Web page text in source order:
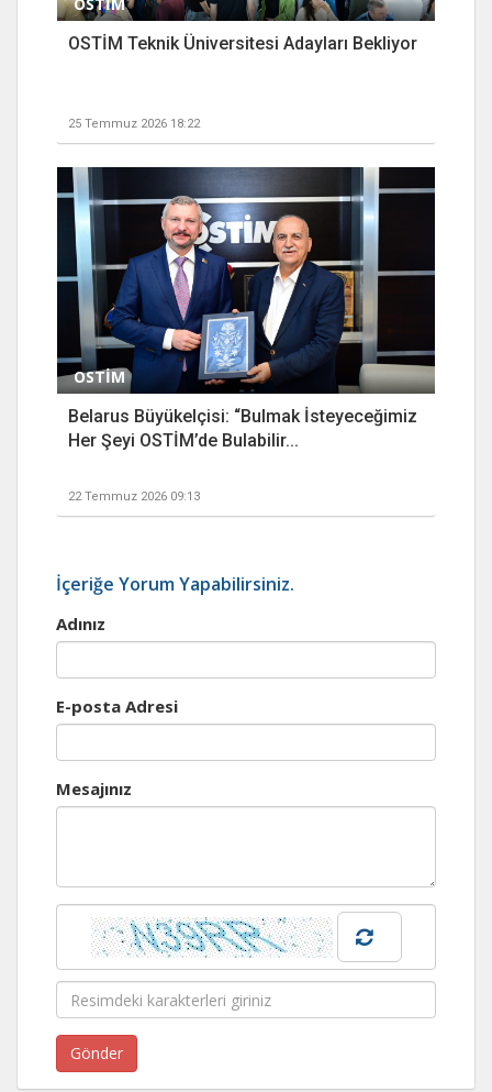
OSTİM Teknik Üniversitesi Adayları Bekliyor
25 Temmuz 2026 18:22
OSTİM
Belarus Büyükelçisi: “Bulmak İsteyeceğimiz
Her Şeyi OSTİM’de Bulabilir...
22 Temmuz 2026 09:13
İçeriğe Yorum Yapabilirsiniz.
Adınız
E-posta Adresi
Mesajınız